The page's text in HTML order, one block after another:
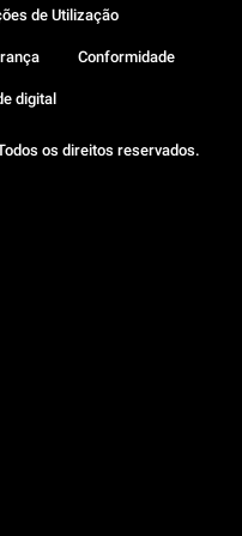
os direitos reservados.
de Utilização
Conformidade
digital